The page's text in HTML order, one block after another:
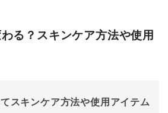
る？スキンケア方法や使用
てスキンケア方法や使用アイテム